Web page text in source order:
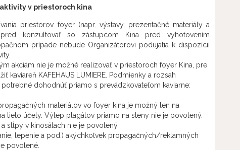
v priestoroch kina
priestorov foyer (napr. výstavy, prezentačné materiály a
konzultovať so zástupcom Kina pred vyhotovením
prípade nebude Organizátorovi podujatia k dispozícii
akciám nie je možné realizovať v priestoroch foyer Kina, pre
kaviareň KAFEHAUS LUMIERE. Podmienky a rozsah
dohodnúť priamo s prevádzkovateľom kaviarne:
materiálov vo foyer kina je možný len na
tieto účely. Výlep plagátov priamo na steny nie je povolený.
stĺpy v kinosálach nie je povolený.
lepenie a pod.) akýchkoľvek propagačných/reklamných
povolené.